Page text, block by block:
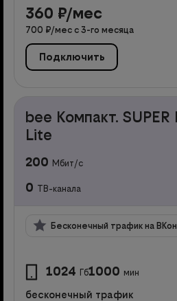
360 ₽/мес
700 ₽/мес с 3-го месяца
Подключить
bee Компакт. SUPER
Lite
200 Мбит/с
0 ТВ-канала
Бесконечный трафик на
1024 Гб1000 мин
бесконечный трафик